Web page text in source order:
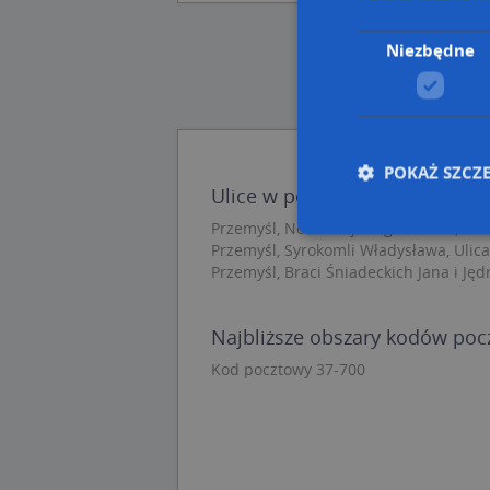
Ulice w pobliżu
Przemyśl, Nowowiejskiego Feliksa,
Przemyśl, Syrokomli Władysława,
Przemyśl, Braci Śniadeckich Jana i
Najbliższe obszary kodów
Kod pocztowy 37-700
Niezbędne
POKAŻ
Niezbędne pliki
zarządzanie kontem.